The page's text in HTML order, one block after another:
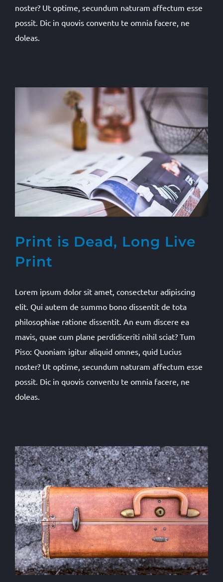
noster? Ut optime, secundum naturam affectum esse
possit. Dic in quovis conventu te omnia facere, ne
doleas.
Print is Dead, Long Live
Print
Lorem ipsum dolor sit amet, consectetur adipiscing
elit. Qui autem de summo bono dissentit de tota
philosophiae ratione dissentit. An eum discere ea
mavis, quae cum plane perdidiceriti nihil sciat? Tum
Piso: Quoniam igitur aliquid omnes, quid Lucius
noster? Ut optime, secundum naturam affectum esse
possit. Dic in quovis conventu te omnia facere, ne
doleas.